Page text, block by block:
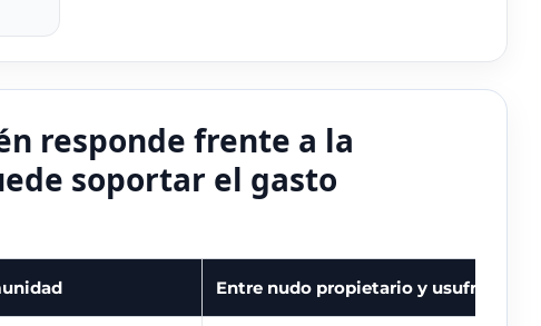
responde frente a la
soportar el gasto
Entre nudo propietario y usufructuario